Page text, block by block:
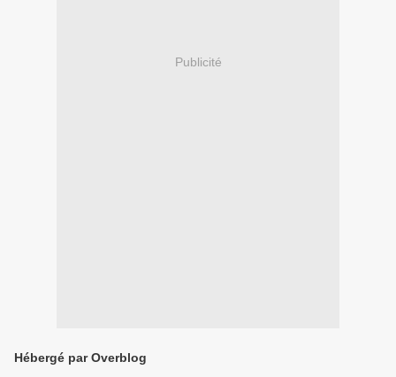
Publicité
Hébergé par Overblog